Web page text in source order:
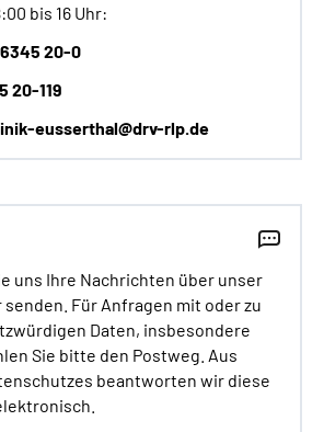
bis 16 Uhr:
20-0
20-119
eusserthal@drv-rlp.de
uns Ihre Nachrichten über unser
Für Anfragen mit oder zu
Daten, insbesondere
Sie bitte den Postweg. Aus
beantworten wir diese